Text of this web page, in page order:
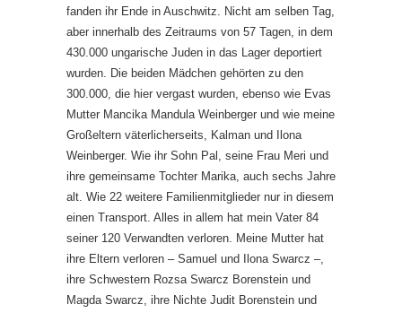
fanden ihr Ende in Auschwitz. Nicht am selben Tag,
aber innerhalb des Zeitraums von 57 Tagen, in dem
430.000 ungarische Juden in das Lager deportiert
wurden. Die beiden Mädchen gehörten zu den
300.000, die hier vergast wurden, ebenso wie Evas
Mutter Mancika Mandula Weinberger und wie meine
Großeltern väterlicherseits, Kalman und Ilona
Weinberger. Wie ihr Sohn Pal, seine Frau Meri und
ihre gemeinsame Tochter Marika, auch sechs Jahre
alt. Wie 22 weitere Familienmitglieder nur in diesem
einen Transport. Alles in allem hat mein Vater 84
seiner 120 Verwandten verloren. Meine Mutter hat
ihre Eltern verloren – Samuel und Ilona Swarcz –,
ihre Schwestern Rozsa Swarcz Borenstein und
Magda Swarcz, ihre Nichte Judit Borenstein und